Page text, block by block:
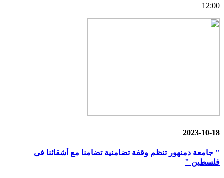
12:00
2023-10-18
" جامعة دمنهور تنظم وقفة تضامنية تضامنا مع أشقائنا فى
فلسطين "